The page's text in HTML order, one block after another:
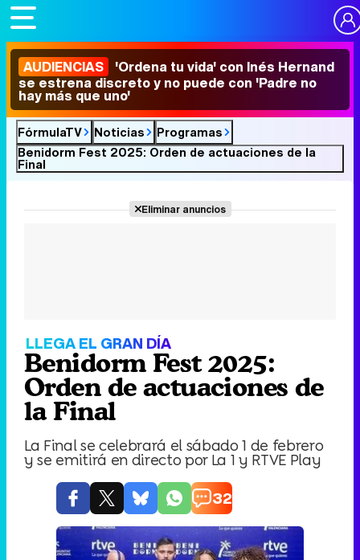
AUDIENCIAS 'Ordena tu vida' con Inés Hernand
se estrena discreto y no puede con 'Padre no
hay más que uno'
FórmulaTV Noticias
Programas
Benidorm Fest 2025: Orden de actuaciones de la
Final
Eliminar anuncios
LLEGA EL GRAN DÍA
Benidorm Fest 2025:
Orden de actuaciones de
la Final
La Final se celebrará el sábado 1 de febrero
y se emitirá en directo por La 1 y RTVE Play
32